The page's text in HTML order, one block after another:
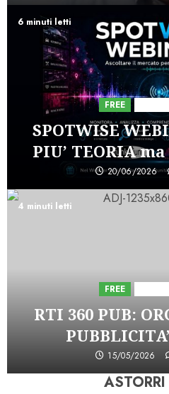
6 minuti letti
FREE
SPOTWISE
PIU’ TEORIA
20/06/2026
4 minuti letti
FREE
RTI 360 PUB:
15/05/2026